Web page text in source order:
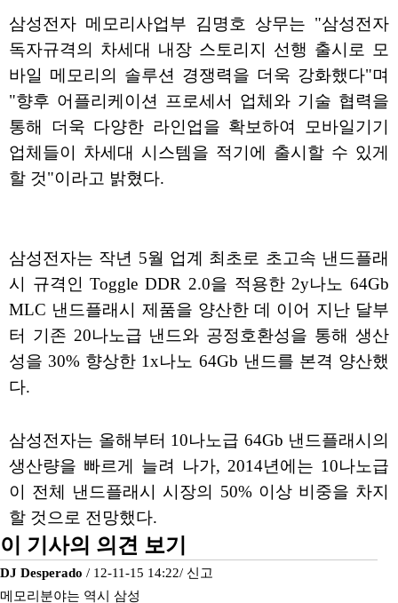
삼성전자 메모리사업부 김명호 상무는 "삼성전자
독자규격의 차세대 내장 스토리지 선행 출시로 모
바일 메모리의 솔루션 경쟁력을 더욱 강화했다"며
"향후 어플리케이션 프로세서 업체와 기술 협력을
통해 더욱 다양한 라인업을 확보하여 모바일기기
업체들이 차세대 시스템을 적기에 출시할 수 있게
할 것"이라고 밝혔다.
삼성전자는 작년 5월 업계 최초로 초고속 낸드플래
시 규격인 Toggle DDR 2.0을 적용한 2y나노 64Gb
MLC 낸드플래시 제품을 양산한 데 이어 지난 달부
터 기존 20나노급 낸드와 공정호환성을 통해 생산
성을 30% 향상한 1x나노 64Gb 낸드를 본격 양산했
다.
삼성전자는 올해부터 10나노급 64Gb 낸드플래시의
생산량을 빠르게 늘려 나가, 2014년에는 10나노급
이 전체 낸드플래시 시장의 50% 이상 비중을 차지
할 것으로 전망했다.
이 기사의 의견 보기
DJ Desperado / 12-11-15 14:22/ 신고
메모리분야는 역시 삼성